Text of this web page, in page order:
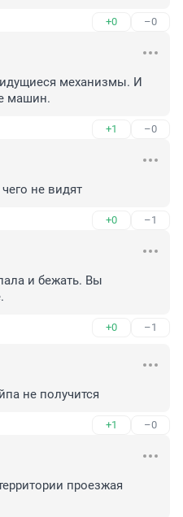
+0 –0
механизмы. И
машин.
+1 –0
не видят
+0 –1
и бежать. Вы
+0 –1
не получится
+1 –0
проезжая